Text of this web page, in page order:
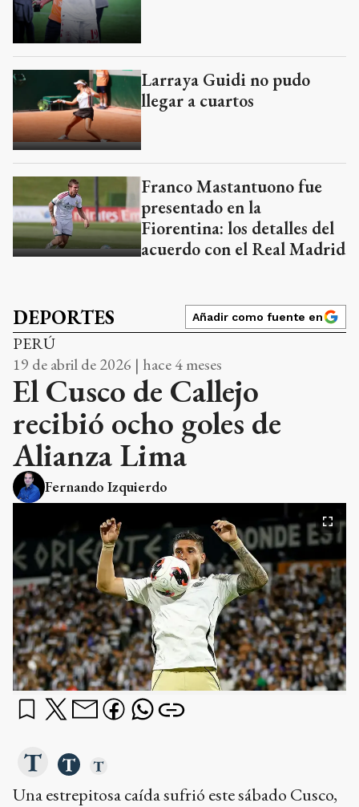
Larraya Guidi no pudo
llegar a cuartos
Franco Mastantuono fue
presentado en la
Fiorentina: los detalles del
acuerdo con el Real Madrid
DEPORTES Añadir como fuente en
PERÚ
19 de abril de 2026 | hace 4 meses
El Cusco de Callejo
recibió ocho goles de
Alianza Lima
Fernando Izquierdo
Una estrepitosa caída sufrió este sábado Cusco,